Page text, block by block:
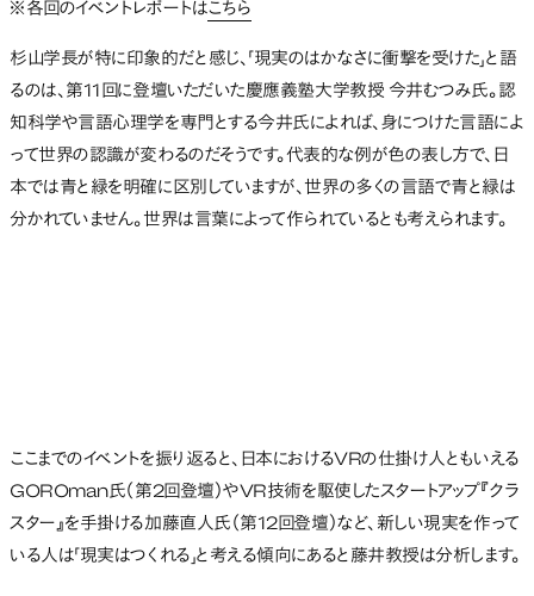
※各回のイベントレポートはこちら
杉山学長が特に印象的だと感じ、「現実のはかなさに衝撃を受けた」と語
るのは、第11回に登壇いただいた慶應義塾大学教授 今井むつみ氏。認
知科学や言語心理学を専門とする今井氏によれば、身につけた言語によ
って世界の認識が変わるのだそうです。代表的な例が色の表し方で、日
本では青と緑を明確に区別していますが、世界の多くの言語で青と緑は
分かれていません。世界は言葉によって作られているとも考えられます。
ここまでのイベントを振り返ると、日本におけるVRの仕掛け人ともいえる
GOROman氏（第2回登壇）やVR技術を駆使したスタートアップ『クラ
スター』を手掛ける加藤直人氏（第12回登壇）など、新しい現実を作って
いる人は「現実はつくれる」と考える傾向にあると藤井教授は分析します。